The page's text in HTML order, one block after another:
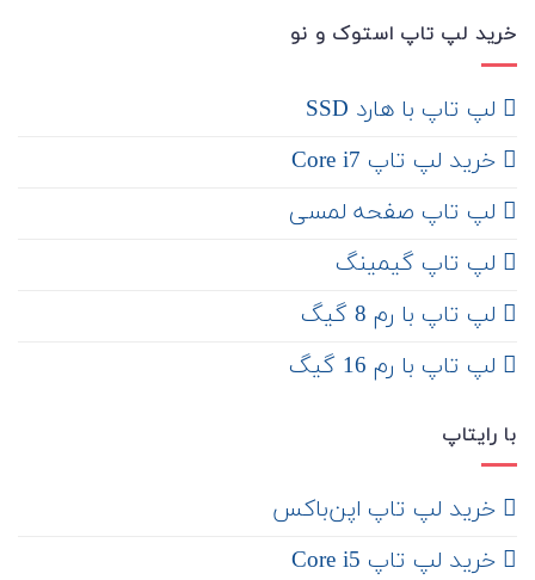
خرید لپ تاپ استوک و نو
لپ تاپ با هارد SSD
خرید لپ تاپ Core i7
لپ تاپ صفحه لمسی
لپ تاپ گیمینگ
لپ تاپ با رم 8 گیگ
لپ تاپ با رم 16 گیگ
با رایتاپ
‌ خرید لپ تاپ اپن‌باکس
خرید لپ تاپ Core i5